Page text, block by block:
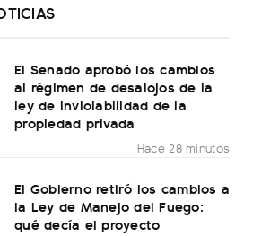
El Senado aprobó los cambios
al régimen de desalojos de la
ley de inviolabilidad de la
propiedad privada
Hace 28 minutos
El Gobierno retiró los cambios a
la Ley de Manejo del Fuego:
qué decía el proyecto